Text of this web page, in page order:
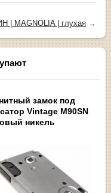
| MAGNOLIA | глухая→
замок под
Vintage M90SN
никель